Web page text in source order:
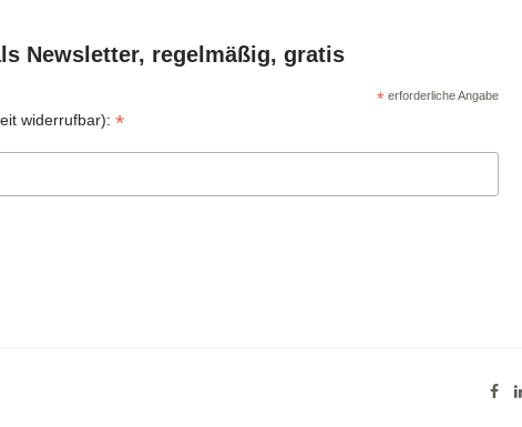
Newsletter, regelmäßig, gratis
* erforderliche Angabe
widerrufbar):*